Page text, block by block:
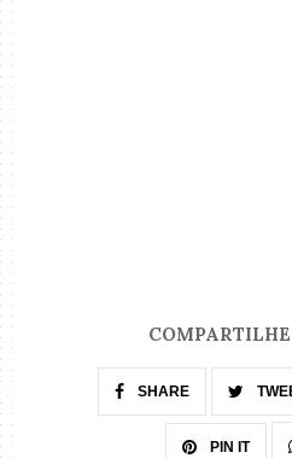
SHARE
PIN IT